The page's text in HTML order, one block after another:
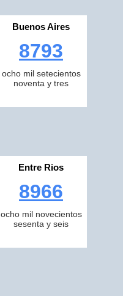
Buenos Aires
8793
ocho mil setecientos
noventa y tres
Entre Rios
8966
ocho mil novecientos
sesenta y seis